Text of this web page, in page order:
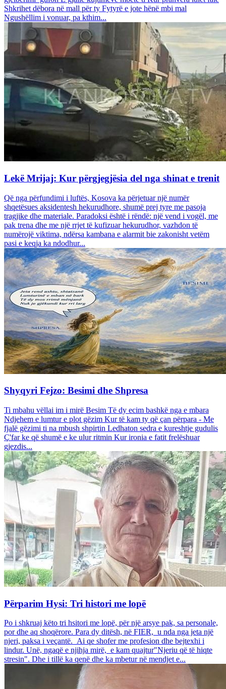
Shkrihet dëbora në mall për ty Fytyrë e jote hënë mbi mal
Ngushëllim i vonuar, pa kthim...
Lekë Mrijaj: Kur përgjegjësia del nga shinat e trenit
Që nga përfundimi i luftës, Kosova ka përjetuar një numër
shqetësues aksidentesh hekurudhore, shumë prej tyre me pasoja
tragjike dhe materiale. Paradoksi është i rëndë: një vend i vogël, me
pak trena dhe me një rrjet të kufizuar hekurudhor, vazhdon të
numërojë viktima, ndërsa kambana e alarmit bie zakonisht vetëm
pasi e keqja ka ndodhur...
Shyqyri Fejzo: Besimi dhe Shpresa
Ti mbahu vëllai im i mirë Besim Të dy ecim bashkë nga e mbara
Ndjehem e lumtur e plot gëzim Kur të kam ty që çan përpara - Me
fjalë gëzimi ti na mbush shpirtin Ledhaton sedra e kureshtje gudulis
Ç'far ke që shumë e ke ulur ritmin Kur ironia e fatit frelëshuar
gjezdis...
Përparim Hysi: Tri histori me lopë
Po i shkruaj këto tri hsitori me lopë, për një arsye pak, sa personale,
por dhe aq shoqërore. Para dy ditësh, në FIER, u nda nga jeta një
njeri, paksa i veçantë. Ai qe shofer me profesion dhe bejtexhi i
lindur. Unë, ngaqë e njihja mirë, e kam quajtur"Njeriu që të hiqte
stresin". Dhe i tillë ka qenë dhe ka mbetur në mendjet e...